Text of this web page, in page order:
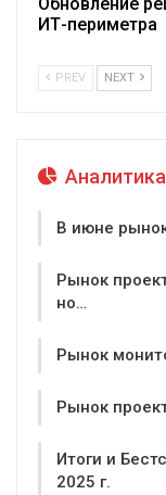
ИТ-периметра
PREV NEXT
В июне
Рынок
но…
Рынок
Рынок
Итоги и
2025 г.